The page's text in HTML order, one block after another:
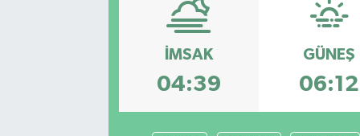
İMSAK
04:39
GÜNEŞ
06:12